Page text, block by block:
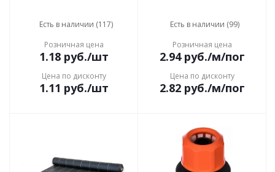
Есть в наличии (117)
Розничная цена
1.18руб./шт
Цена по дисконту
1.11 руб./шт
Есть в наличии (99)
Розничная цена
2.94руб./м/пог
Цена по дисконту
2.82руб./м/пог